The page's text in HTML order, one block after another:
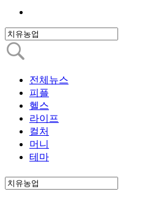
전체뉴스
피플
헬스
라이프
컬처
머니
테마